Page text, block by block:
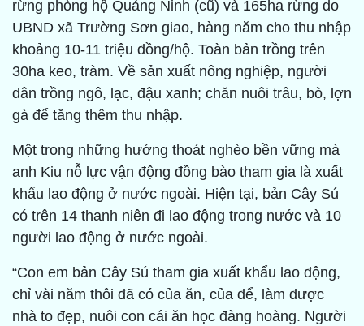
rừng phòng hộ Quảng Ninh (cũ) và 165ha rừng do
UBND xã Trường Sơn giao, hàng năm cho thu nhập
khoảng 10-11 triệu đồng/hộ. Toàn bản trồng trên
30ha keo, tràm. Về sản xuất nông nghiệp, người
dân trồng ngô, lạc, đậu xanh; chăn nuôi trâu, bò, lợn
gà để tăng thêm thu nhập.
Một trong những hướng thoát nghèo bền vững mà
anh Kiu nỗ lực vận động đồng bào tham gia là xuất
khẩu lao động ở nước ngoài. Hiện tại, bản Cây Sú
có trên 14 thanh niên đi lao động trong nước và 10
người lao động ở nước ngoài.
“Con em bản Cây Sú tham gia xuất khẩu lao động,
chỉ vài năm thôi đã có của ăn, của để, làm được
nhà to đẹp, nuôi con cái ăn học đàng hoàng. Người